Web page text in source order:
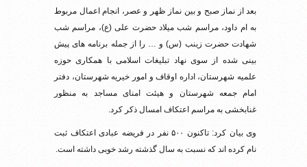
بعد از نماز صبح و بین نماز ظهر و عصر، انجام اعمال مربوط
به ام داود، مراسم شب میلاد حضرت علی (ع)، مراسم شب
شهادت حضرت زینب (س) و … را از جمله برنامه های پیش
بینی شده از سوی نهاد تبلیغات اسلامی با همکاری حوزه
علمیه شهرستان، اداره اوقاف و امور خیریه شهرستان، دفتر
امام جمعه شهرستان و هیئت امنای مساجد به منظور
غنابخشی به مراسم اعتکاف امسال ذکر کرد.
وی بیان کرد: تاکنون ۵۰۰ نفر در فریضه عبادی اعتکاف ثبت
نام کرده اند که نسبت به سال گذشته رشد خوبی داشته است.